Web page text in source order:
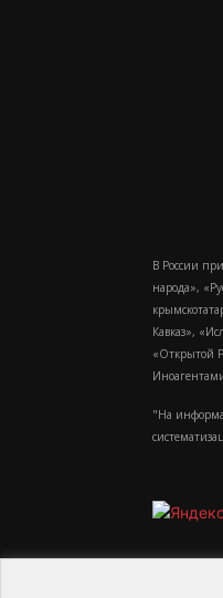
В России
народа»,
Кавказ»,
«Открытой
"На